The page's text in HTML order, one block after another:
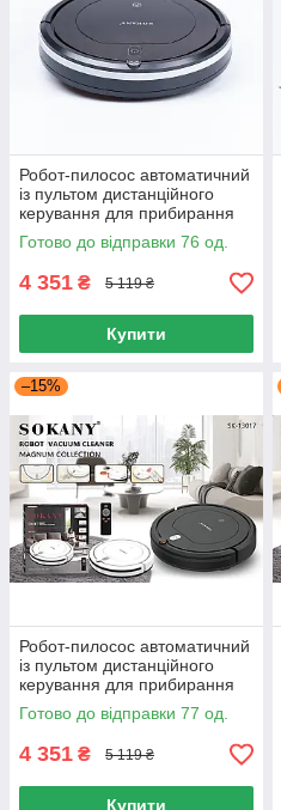
Робот-пилосос автоматичний
із пультом дистанційного
керування для прибирання
під меблями та заряджанням
Готово до відправки 76 од.
4 351 ₴ 5 119 ₴
Купити
–15%
Робот-пилосос автоматичний
із пультом дистанційного
керування для прибирання
під меблями білий
Готово до відправки 77 од.
4 351 ₴ 5 119 ₴
Купити